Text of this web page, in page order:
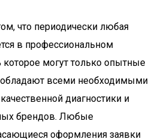
что периодически любая
в профессиональном
могут только опытные
всеми необходимыми
диагностики и
брендов. Любые
оформления заявки